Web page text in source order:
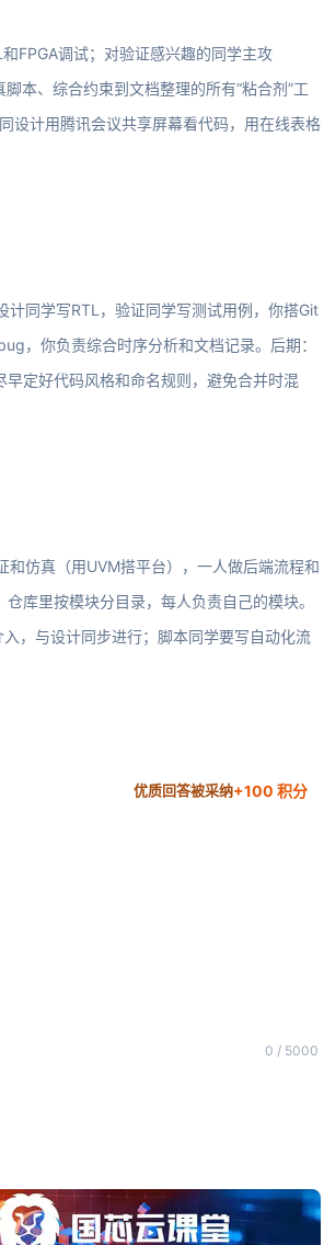
FPGA调试；对验证感兴趣的同学主攻
本、综合约束到文档整理的所有“粘合剂”工
设计用腾讯会议共享屏幕看代码，用在线表格
同学写RTL，验证同学写测试用例，你搭Git
，你负责综合时序分析和文档记录。后期：
定好代码风格和命名规则，避免合并时混
仿真（用UVM搭平台），一人做后端流程和
库里按模块分目录，每人负责自己的模块。
，与设计同步进行；脚本同学要写自动化流
优质回答被采纳+100 积分
0 / 5000